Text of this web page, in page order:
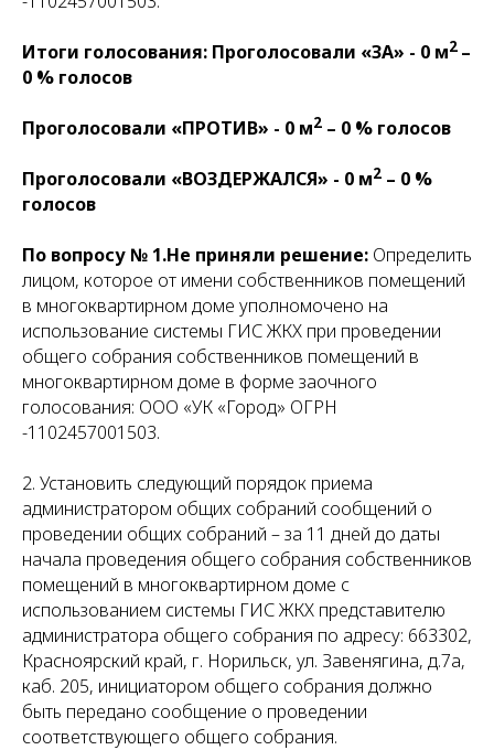
Итоги голосования: Проголосовали «ЗА» - 0 м2 –
0 % голосов
Проголосовали «ПРОТИВ» - 0 м2 – 0 % голосов
Проголосовали «ВОЗДЕРЖАЛСЯ» - 0 м2 – 0 %
голосов
По вопросу № 1.Не приняли решение: Определить
лицом, которое от имени собственников помещений
в многоквартирном доме уполномочено на
использование системы ГИС ЖКХ при проведении
общего собрания собственников помещений в
многоквартирном доме в форме заочного
голосования: ООО «УК «Город» ОГРН
-1102457001503.
2. Установить следующий порядок приема
администратором общих собраний сообщений о
проведении общих собраний – за 11 дней до даты
начала проведения общего собрания собственников
помещений в многоквартирном доме с
использованием системы ГИС ЖКХ представителю
администратора общего собрания по адресу: 663302,
Красноярский край, г. Норильск, ул. Завенягина, д.7а,
каб. 205, инициатором общего собрания должно
быть передано сообщение о проведении
соответствующего общего собрания.